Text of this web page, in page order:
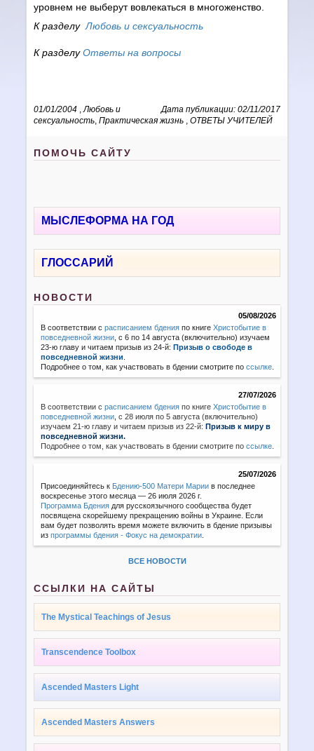
уровнем не выберут вовлекаться в многоженство.
К разделуЛюбовь и сексуальность
К разделуОтветы на вопросы
01/01/2004 Дата публикации: 02/11/2017
,Любовь и
сексуальность,Практическая жизнь ,ОТВЕТЫ УЧИТЕЛЕЙ
ПОМОЧЬ САЙТУ
МЫСЛЕФОРМА НА ГОД
ГЛОССАРИЙ
НОВОСТИ
05/08/2026
В соответствии срасписанием бдения по книгеХристобытие в
повседневной жизни , с 6 по 14 августа (включительно) изучаем
23-ю главу и читаем призыв из 24-й:Призыв о свободе в
повседневной жизни
Подробнее о том, как участвовать в бдении смотрите поссылке
27/07/2026
В соответствии с расписанием бдения по книгеХристобытие в
повседневной жизни с 28 июля по 5 августа (включительно)
изучаем 21-ю главу и читаем призыв из 22-й:Призыв к миру в
повседневной жизни.
Подробнее о том, как участвовать в бдении смотрите поссылке
25/07/2026
Присоединяйтесь к Бдению-500 Матери Марии в последнее
воскресенье этого месяца — 26 июля 2026 г.
Программа Бдения для русскоязычного сообщества будет
посвящена скорейшему прекращению войны в Украине. Если
вам будет позволять время можете включить в бдение призывы
изпрограммы бдения - Фокус на демократии
ВСЕ НОВОСТИ
ССЫЛКИ НА САЙТЫ
The Mystical Teachings of Jesus
Transcendence Toolbox
Ascended Masters Light
Ascended Masters Answers